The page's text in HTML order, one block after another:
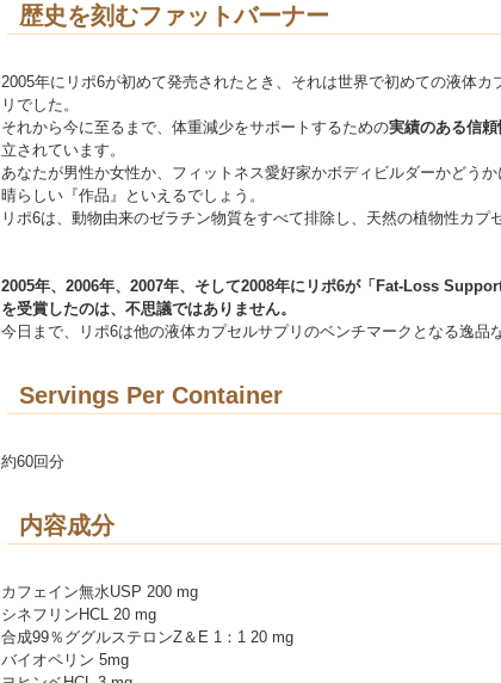
歴史を刻むファットバーナー
2005年にリポ6が初めて発売されたとき、それは世界で初めての液体カ
リでした。
それから今に至るまで、体重減少をサポートするための実績のある信
立されています。
あなたが男性か女性か、フィットネス愛好家かボディビルダーかどう
晴らしい『作品』といえるでしょう。
リポ6は、動物由来のゼラチン物質をすべて排除し、天然の植物性カプ
2005年、2006年、2007年、そして2008年にリポ6が「Fat-Loss
を受賞したのは、不思議ではありません。
今日まで、リポ6は他の液体カプセルサプリのベンチマークとなる逸品
Servings Per Container
約60回分
内容成分
カフェイン無水USP 200 mg
シネフリンHCL 20 mg
合成99％ググルステロンZ＆E 1：1 20 mg
バイオペリン 5mg